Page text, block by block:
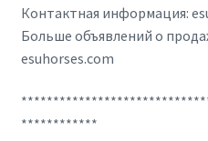
Контактная информация:
Больше объявлений о
esuhorses.com
************